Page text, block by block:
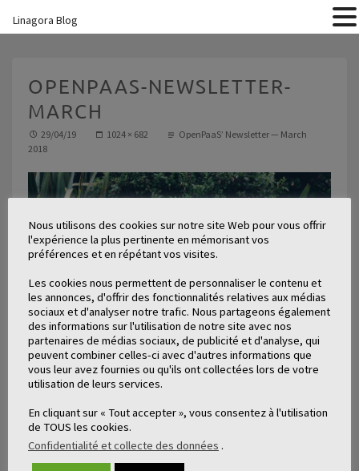
OPENPAAS-NEWSLETTER-
MARCH
29/04/19 1024 × 682
OpenPaaS’ Newsletter — March
2018
Nous utilisons des cookies sur notre site Web pour vous offrir
l'expérience la plus pertinente en mémorisant vos
préférences et en répétant vos visites.
Les cookies nous permettent de personnaliser le contenu et
les annonces, d'offrir des fonctionnalités relatives aux médias
sociaux et d'analyser notre trafic. Nous partageons également
des informations sur l'utilisation de notre site avec nos
partenaires de médias sociaux, de publicité et d'analyse, qui
peuvent combiner celles-ci avec d'autres informations que
vous leur avez fournies ou qu'ils ont collectées lors de votre
utilisation de leurs services.
En cliquant sur « Tout accepter », vous consentez à l'utilisation
de TOUS les cookies.
Confidentialité et collecte des données .
Linagora Blog